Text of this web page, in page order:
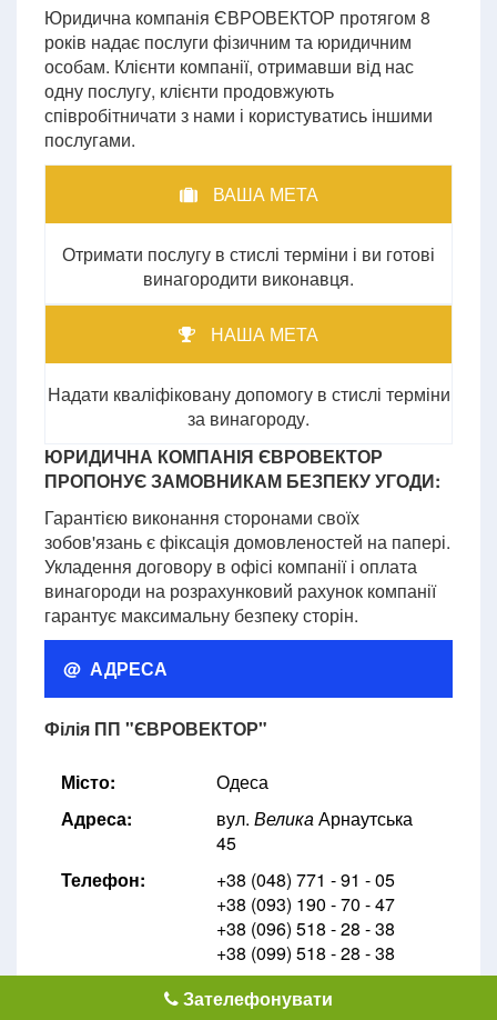
Юридична компанія ЄВРОВЕКТОР протягом 8
років надає послуги фізичним та юридичним
особам. Клієнти компанії, отримавши від нас
одну послугу, клієнти продовжують
співробітничати з нами і користуватись іншими
послугами.
ВАША МЕТА
Отримати послугу в стислі терміни і ви готові
винагородити виконавця.
НАША МЕТА
Надати кваліфіковану допомогу в стислі терміни
за винагороду.
ЮРИДИЧНА КОМПАНІЯ ЄВРОВЕКТОР
ПРОПОНУЄ ЗАМОВНИКАМ БЕЗПЕКУ УГОДИ:
Гарантією виконання сторонами своїх
зобов'язань є фіксація домовленостей на папері.
Укладення договору в офісі компанії і оплата
винагороди на розрахунковий рахунок компанії
гарантує максимальну безпеку сторін.
@ АДРЕСА
Філія ПП "ЄВРОВЕКТОР"
Місто:
Одеса
Адреса:
вул. ВеликаАрнаутська
45
Телефон:
+38 (048) 771 - 91 - 05
+38 (093) 190 - 70 - 47
+38 (096) 518 - 28 - 38
+38 (099) 518 - 28 - 38
info@evrovektor.com
odessa@evrovektor.com
Зателефонувати